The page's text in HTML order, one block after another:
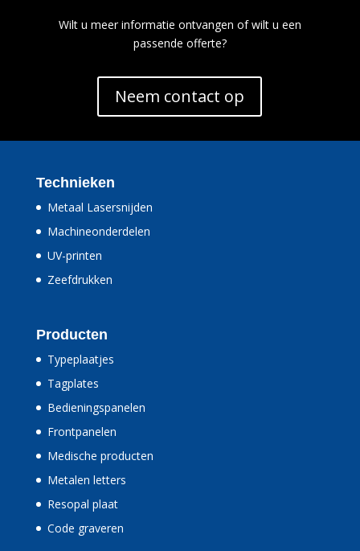
Wilt u meer informatie ontvangen of wilt u een
passende offerte?
Neem contact op
Technieken
Metaal Lasersnijden
Machineonderdelen
UV-printen
Zeefdrukken
Producten
Typeplaatjes
Tagplates
Bedieningspanelen
Frontpanelen
Medische producten
Metalen letters
Resopal plaat
Code graveren